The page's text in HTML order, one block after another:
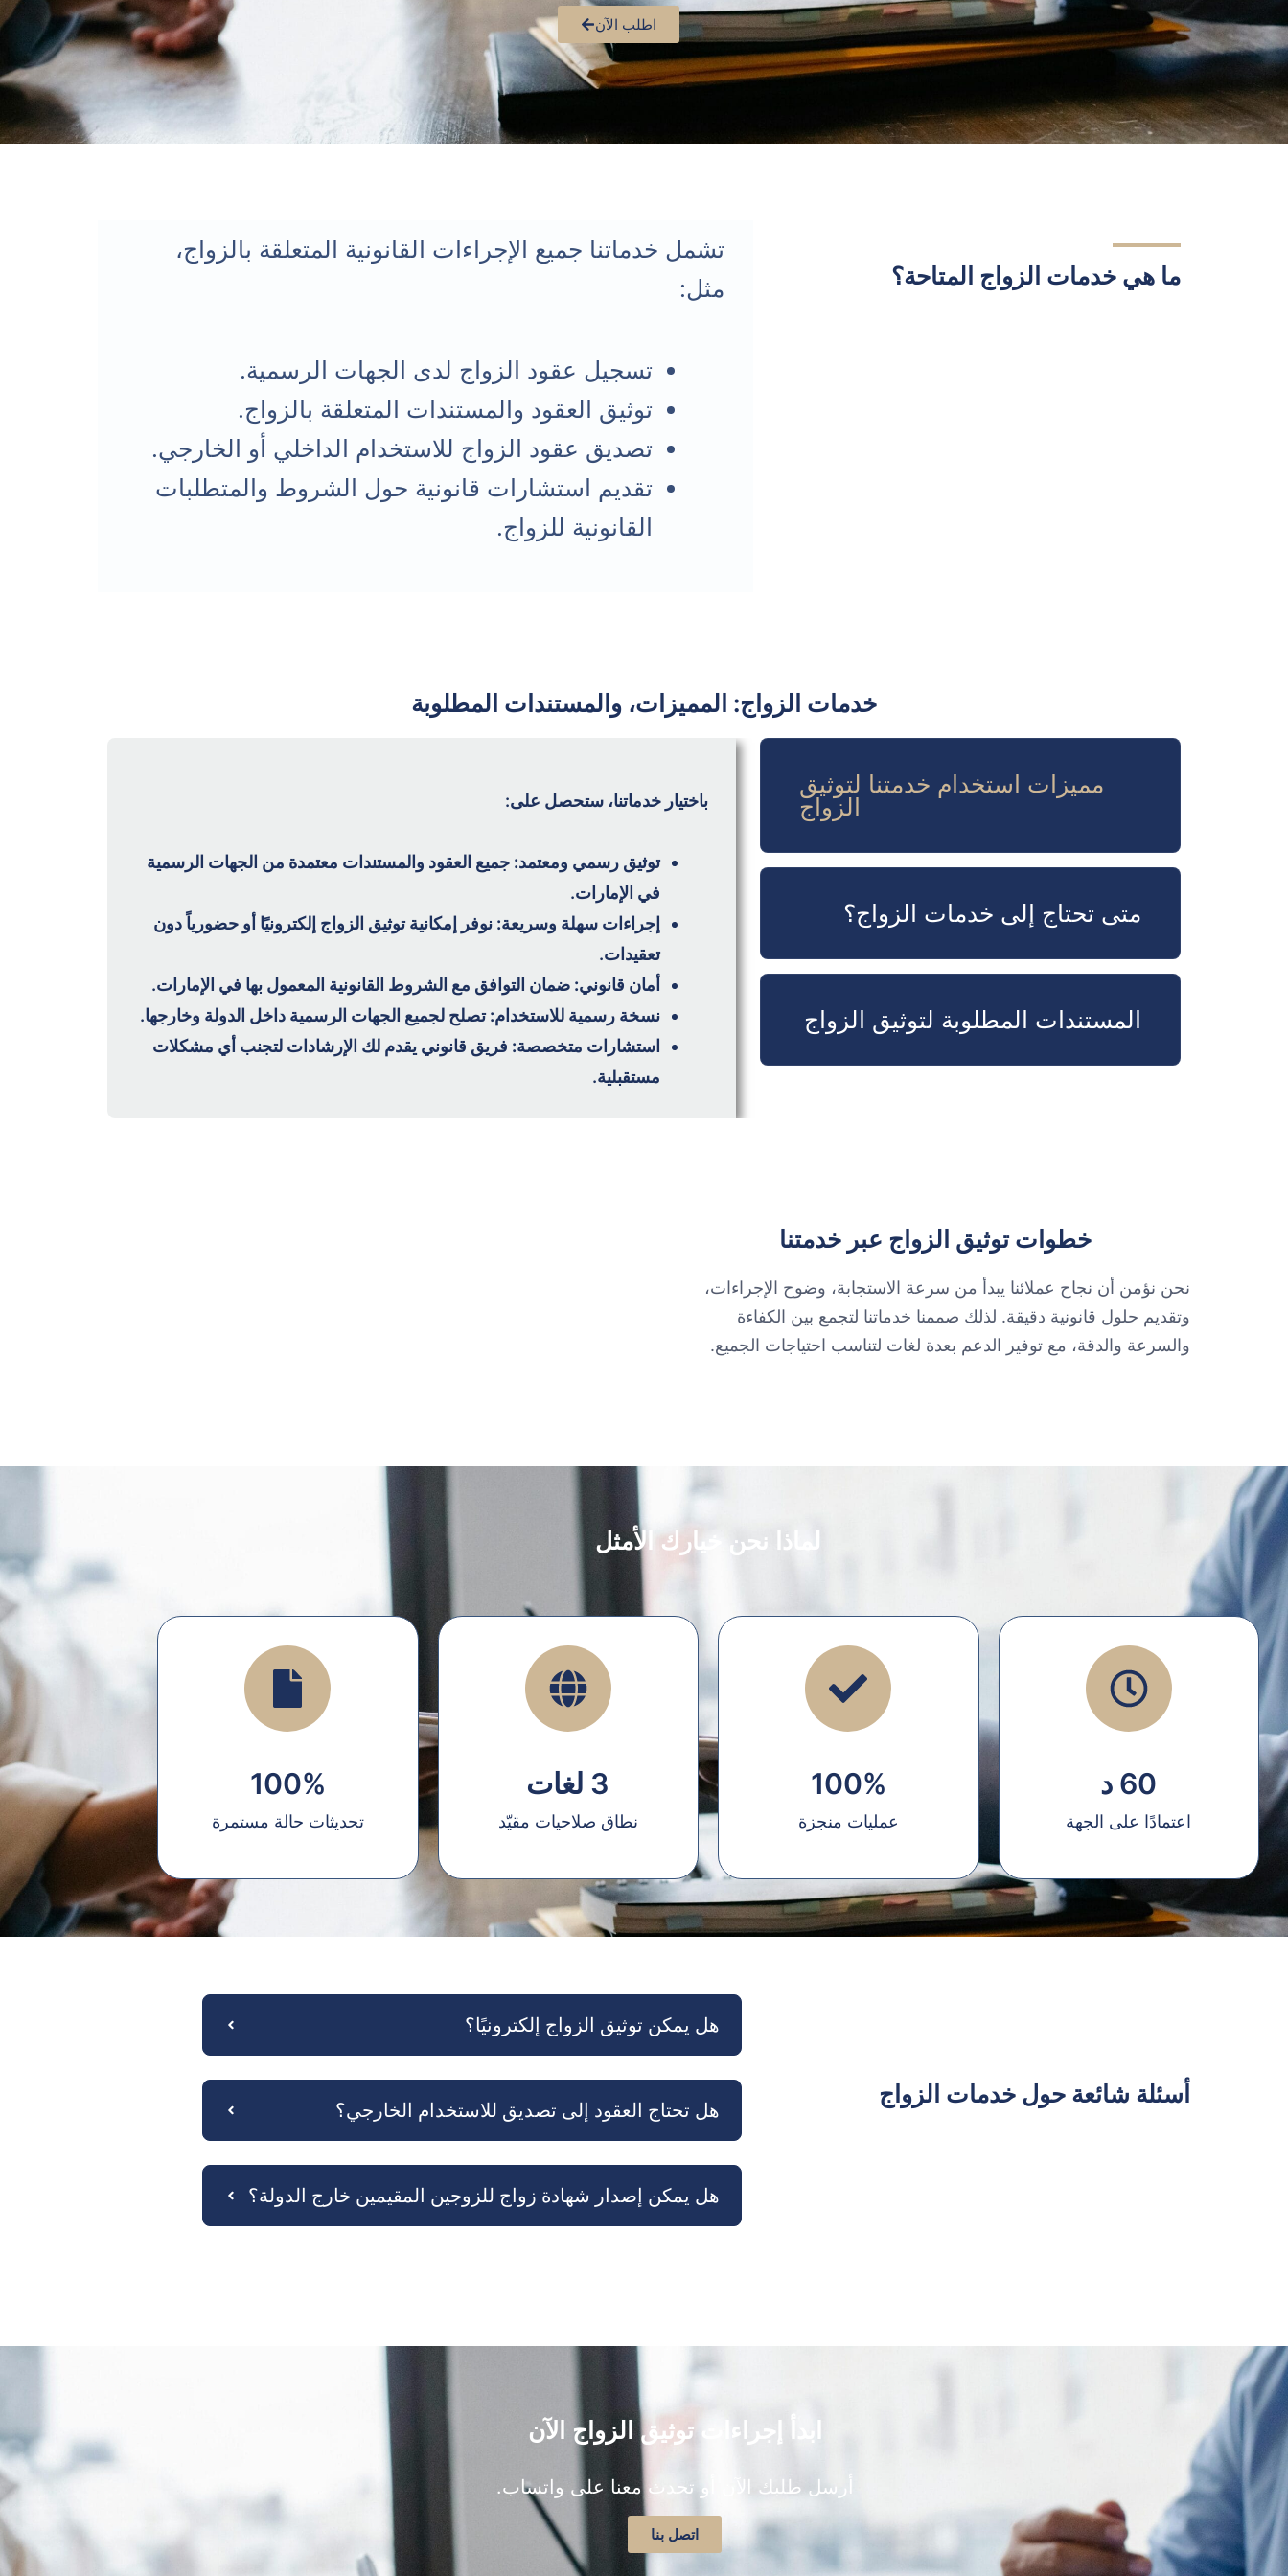
اطلب الآن
ما هي خدمات الزواج المتاحة؟
تشمل خدماتنا جميع الإجراءات القانونية المتعلقة بالزواج،
مثل:
تسجيل عقود الزواج لدى الجهات الرسمية.
توثيق العقود والمستندات المتعلقة بالزواج.
تصديق عقود الزواج للاستخدام الداخلي أو الخارجي.
تقديم استشارات قانونية حول الشروط والمتطلبات
القانونية للزواج.
خدمات الزواج: المميزات، والمستندات المطلوبة
مميزات استخدام خدمتنا لتوثيق
الزواج
متى تحتاج إلى خدمات الزواج؟
المستندات المطلوبة لتوثيق الزواج
باختيار خدماتنا، ستحصل على:
توثيق رسمي ومعتمد: جميع العقود والمستندات معتمدة من الجهات الرسمية
في الإمارات.
إجراءات سهلة وسريعة: نوفر إمكانية توثيق الزواج إلكترونيًا أو حضورياً دون
تعقيدات.
أمان قانوني: ضمان التوافق مع الشروط القانونية المعمول بها في الإمارات.
نسخة رسمية للاستخدام:تصلح لجميع الجهات الرسمية داخل الدولة وخارجها.
استشارات متخصصة: فريق قانوني يقدم لك الإرشادات لتجنب أي مشكلات
مستقبلية.
خطوات توثيق الزواج عبر خدمتنا
نحن نؤمن أن نجاح عملائنا يبدأ من سرعة الاستجابة، وضوح الإجراءات،
وتقديم حلول قانونية دقيقة. لذلك صممنا خدماتنا لتجمع بين الكفاءة
والسرعة والدقة، مع توفير الدعم بعدة لغات لتناسب احتياجات الجميع.
لماذا نحن خيارك الأمثل
60 د
اعتمادًا على الجهة
100%
عمليات منجزة
3 لغات
نطاق صلاحيات مقيّد
100%
تحديثات حالة مستمرة
أسئلة شائعة حول خدمات الزواج
هل يمكن توثيق الزواج إلكترونيًا؟
هل تحتاج العقود إلى تصديق للاستخدام الخارجي؟
هل يمكن إصدار شهادة زواج للزوجين المقيمين خارج الدولة؟
ابدأ إجراءات توثيق الزواج الآن
أرسل طلبك الآن أو تحدث معنا على واتساب.​
اتصل بنا